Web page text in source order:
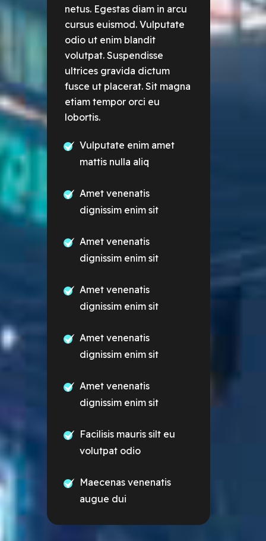
netus. Egestas diam in arcu
cursus euismod. Vulputate
odio ut enim blandit
volutpat. Suspendisse
ultrices gravida dictum
fusce ut placerat. Sit magna
etiam tempor orci eu
lobortis.
Vulputate enim amet
mattis nulla aliq
Amet venenatis
dignissim enim sit
Amet venenatis
dignissim enim sit
Amet venenatis
dignissim enim sit
Amet venenatis
dignissim enim sit
Amet venenatis
dignissim enim sit
Facilisis mauris silt eu
volutpat odio
Maecenas venenatis
augue dui